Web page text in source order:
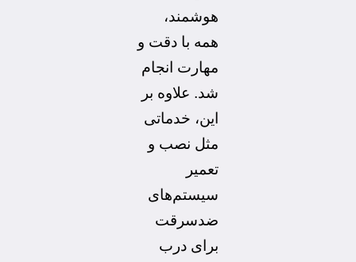
هوشمند،
همه با دقت و
مهارت انجام
شد. علاوه بر
این، خدماتی
مثل نصب و
تعمیر
سیستم‌های
ضدسرقت
برای درب